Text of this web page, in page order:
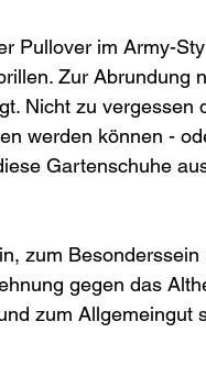
Pullover im Army-
Zur Abrundung
Nicht zu vergessen
werden können -
Gartenschuhe
zum Besonderssein
gegen das
zum Allgemeingut